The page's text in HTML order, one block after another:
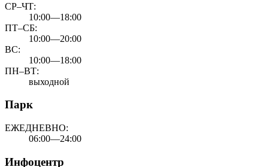
СР–ЧТ:
10:00—18:00
ПТ–СБ:
10:00—20:00
ВС:
10:00—18:00
ПН–ВТ:
выходной
Парк
ЕЖЕДНЕВНО:
06:00—24:00
Инфоцентр